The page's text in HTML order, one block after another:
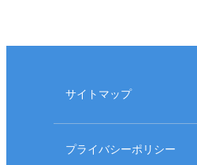
サイトマップ
プライバシーポリシー